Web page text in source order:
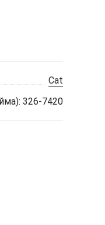
Cat
326-7420